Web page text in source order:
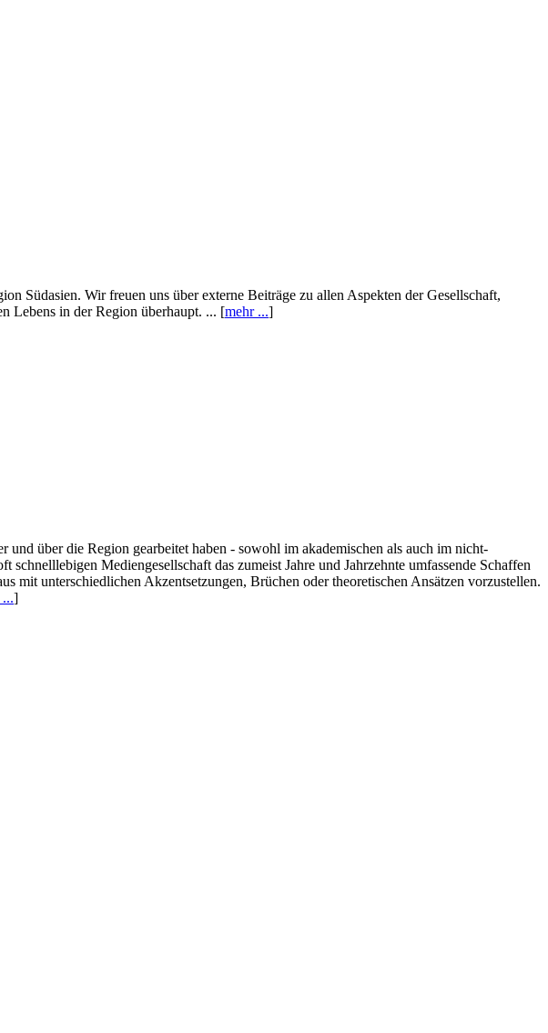
Südasien. Wir freuen uns über externe Beiträge zu allen Aspekten der Gesellschaft,
Lebens in der Region überhaupt. ... [mehr ...]
über die Region gearbeitet haben - sowohl im akademischen als auch im nicht-
Mediengesellschaft das zumeist Jahre und Jahrzehnte umfassende Schaffen
mit unterschiedlichen Akzentsetzungen, Brüchen oder theoretischen Ansätzen vorzustellen.
]